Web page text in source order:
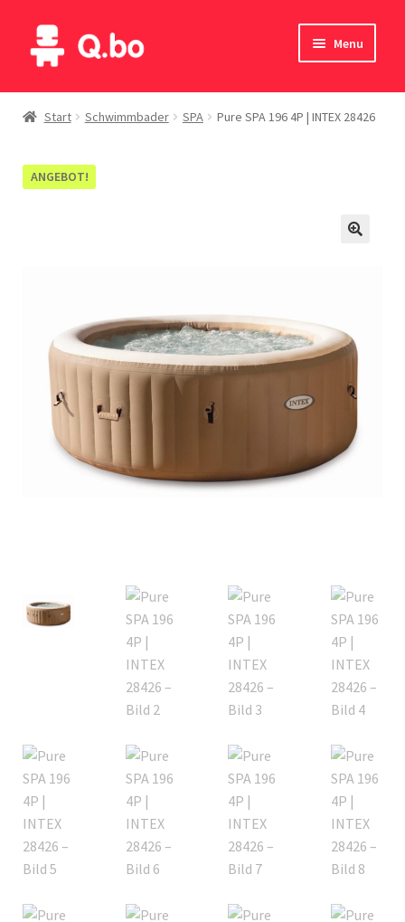
Skip
to
Skip
to
Menu
Home
Produkte
English
Deutsch
Italiano
Start Schwimmbader SPA Pure SPA 196 4P | INTEX 28426
ANGEBOT!